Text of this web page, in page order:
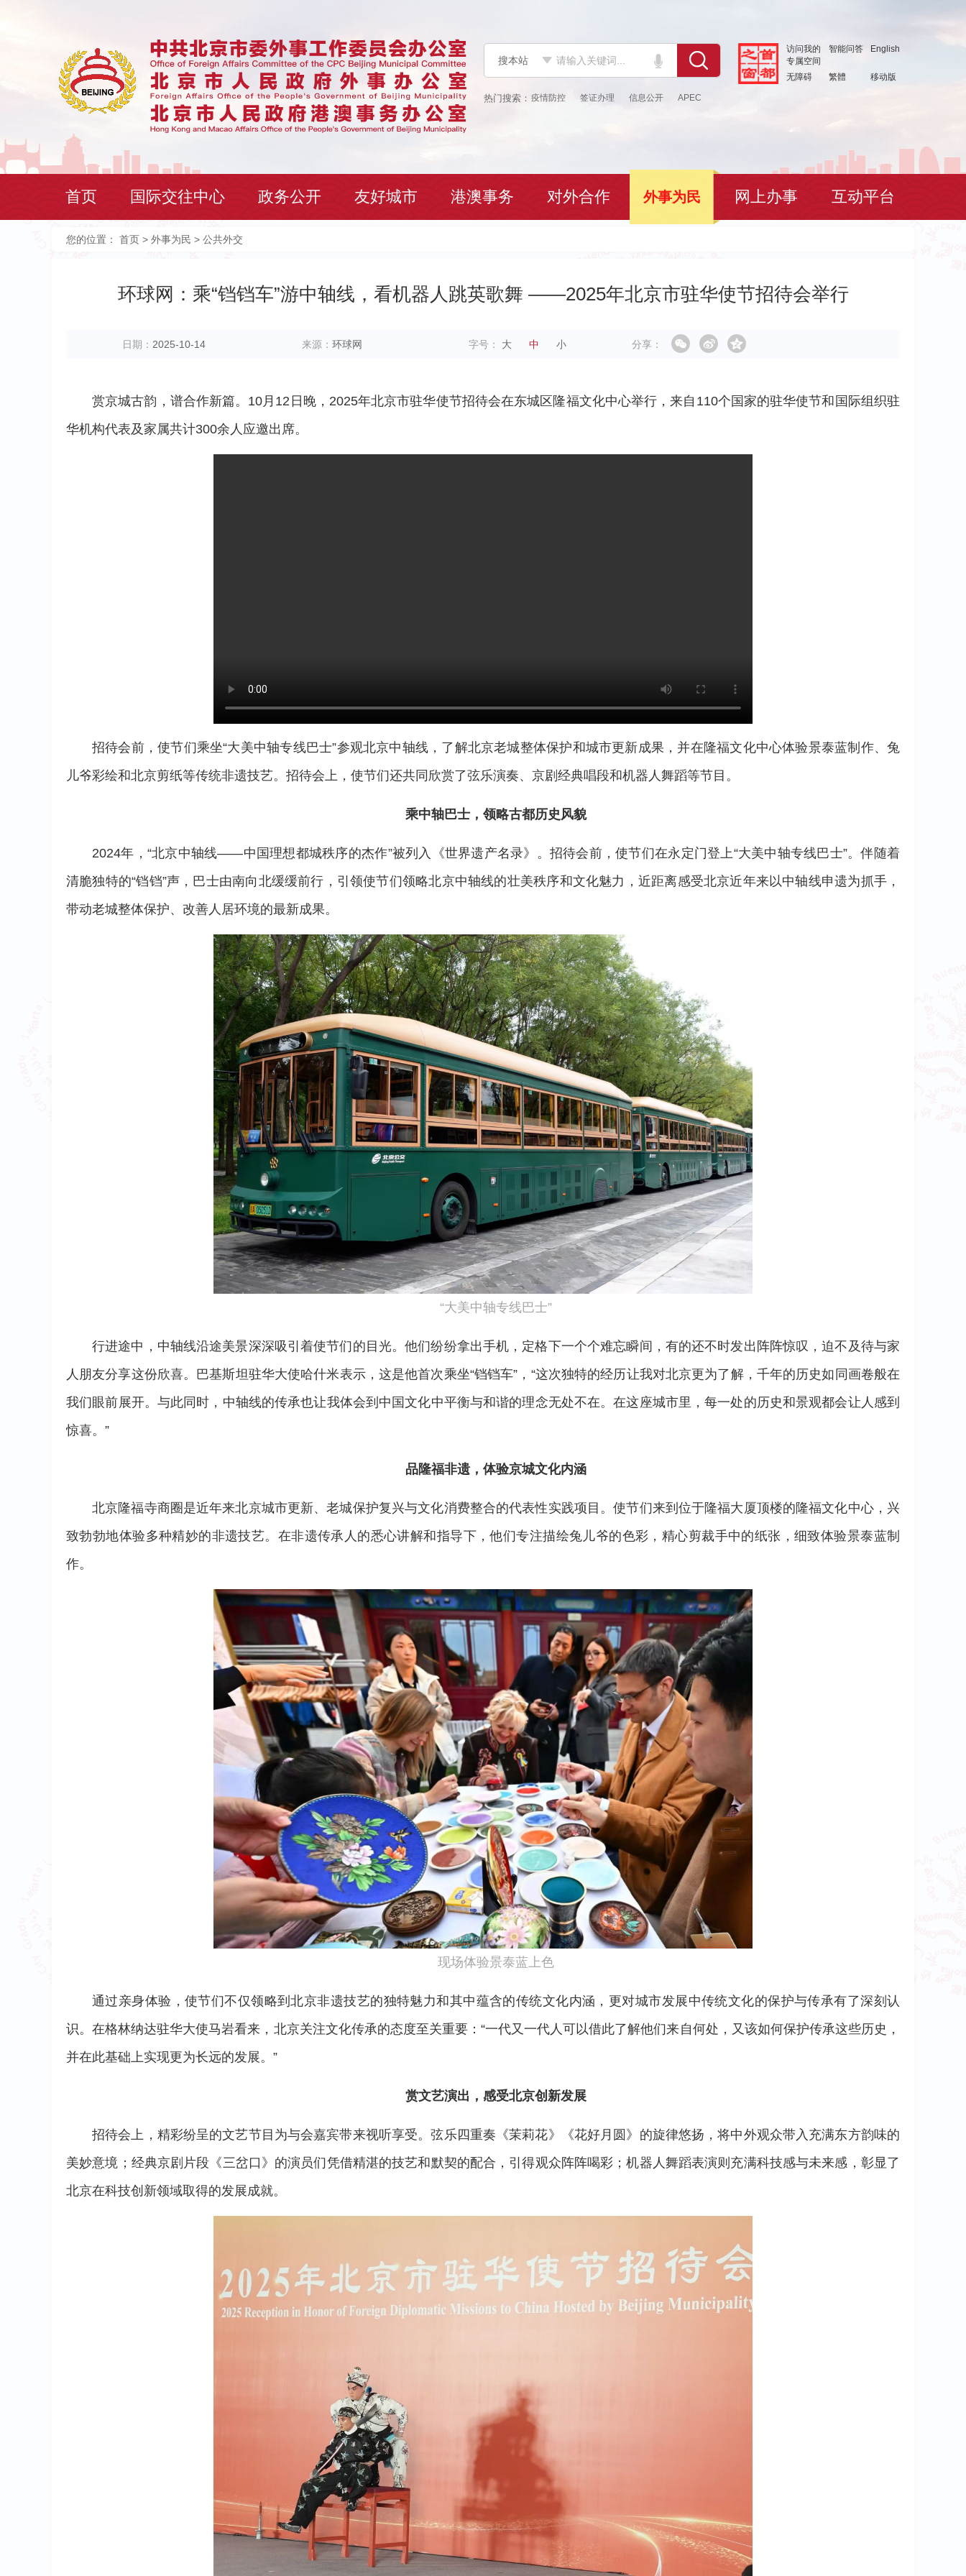
搜本站
疫情防控 签证办理 信息公开 APEC
访问我的
专属空间
智能问答 English
无障碍 繁體 移动版
首页 国际交往中心 政务公开 友好城市 港澳事务 对外合作 外事为民 网上办事 互动平台
您的位置： 首页 > 外事为民 > 公共外交
环球网：乘“铛铛车”游中轴线，看机器人跳英歌舞 ——2025年北京市驻华使节招待会举行
日期： 2025-10-14 来源： 环球网 字号： 大 中 小 分享：
赏京城古韵，谱合作新篇。10月12日晚，2025年北京市驻华使节招待会在东城区隆福文化中心举行，来自110个国家的驻华使节和国际组织驻
华机构代表及家属共计300余人应邀出席。
招待会前，使节们乘坐“大美中轴专线巴士”参观北京中轴线，了解北京老城整体保护和城市更新成果，并在隆福文化中心体验景泰蓝制作、兔
儿爷彩绘和北京剪纸等传统非遗技艺。招待会上，使节们还共同欣赏了弦乐演奏、京剧经典唱段和机器人舞蹈等节目。
乘中轴巴士，领略古都历史风貌
2024年，“北京中轴线——中国理想都城秩序的杰作”被列入《世界遗产名录》。招待会前，使节们在永定门登上“大美中轴专线巴士”。伴随着
清脆独特的“铛铛”声，巴士由南向北缓缓前行，引领使节们领略北京中轴线的壮美秩序和文化魅力，近距离感受北京近年来以中轴线申遗为抓手，
带动老城整体保护、改善人居环境的最新成果。
“大美中轴专线巴士”
行进途中，中轴线沿途美景深深吸引着使节们的目光。他们纷纷拿出手机，定格下一个个难忘瞬间，有的还不时发出阵阵惊叹，迫不及待与家
人朋友分享这份欣喜。巴基斯坦驻华大使哈什米表示，这是他首次乘坐“铛铛车”，“这次独特的经历让我对北京更为了解，千年的历史如同画卷般在
我们眼前展开。与此同时，中轴线的传承也让我体会到中国文化中平衡与和谐的理念无处不在。在这座城市里，每一处的历史和景观都会让人感到
惊喜。”
品隆福非遗，体验京城文化内涵
北京隆福寺商圈是近年来北京城市更新、老城保护复兴与文化消费整合的代表性实践项目。使节们来到位于隆福大厦顶楼的隆福文化中心，兴
致勃勃地体验多种精妙的非遗技艺。在非遗传承人的悉心讲解和指导下，他们专注描绘兔儿爷的色彩，精心剪裁手中的纸张，细致体验景泰蓝制
作。
现场体验景泰蓝上色
通过亲身体验，使节们不仅领略到北京非遗技艺的独特魅力和其中蕴含的传统文化内涵，更对城市发展中传统文化的保护与传承有了深刻认
识。在格林纳达驻华大使马岩看来，北京关注文化传承的态度至关重要：“一代又一代人可以借此了解他们来自何处，又该如何保护传承这些历史，
并在此基础上实现更为长远的发展。”
赏文艺演出，感受北京创新发展
招待会上，精彩纷呈的文艺节目为与会嘉宾带来视听享受。弦乐四重奏《茉莉花》《花好月圆》的旋律悠扬，将中外观众带入充满东方韵味的
美妙意境；经典京剧片段《三岔口》的演员们凭借精湛的技艺和默契的配合，引得观众阵阵喝彩；机器人舞蹈表演则充满科技感与未来感，彰显了
北京在科技创新领域取得的发展成就。